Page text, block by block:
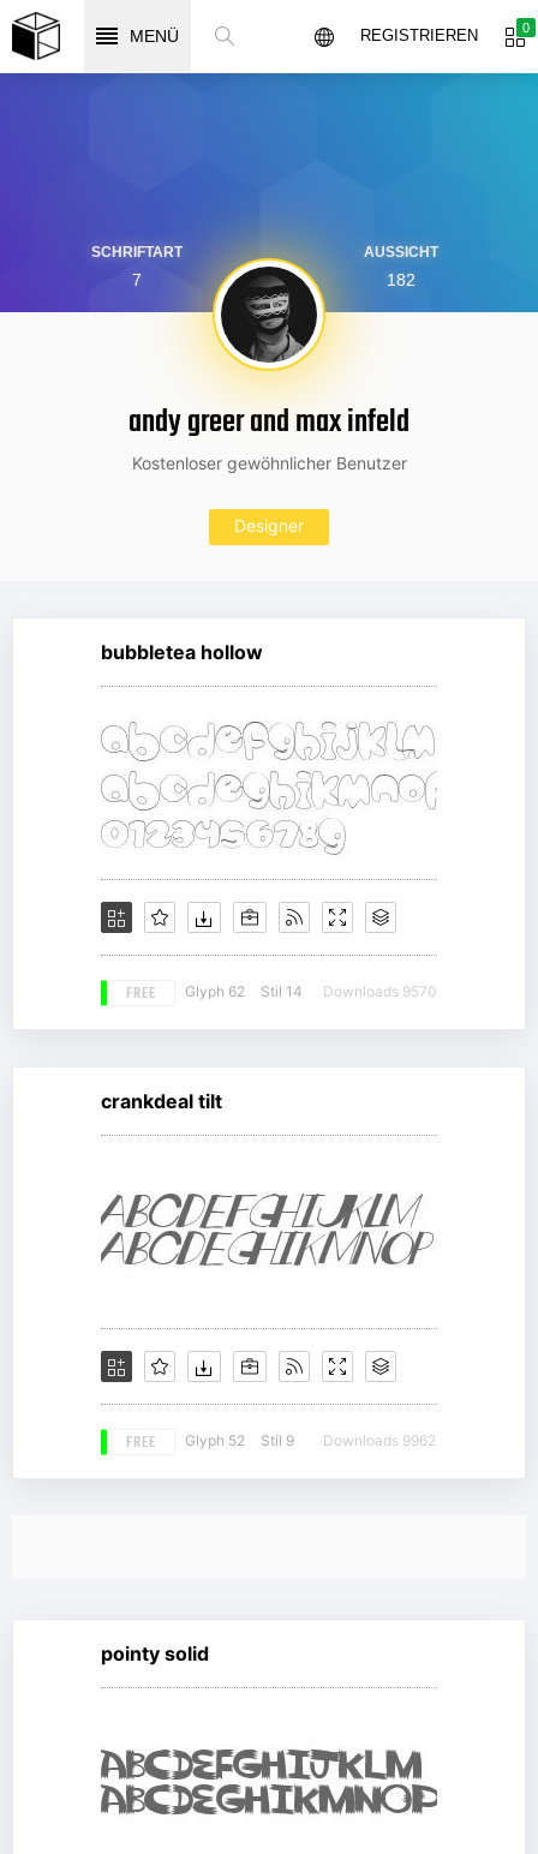
MENÜ 0
REGISTRIEREN
SCHRIFTART
7
AUSSICHT
182
andy greer and max infeld
Kostenloser gewöhnlicher Benutzer
Designer
bubbletea hollow
FREE Glyph 62 Stil 14 Downloads 9570
crankdeal tilt
FREE Glyph 52 Stil 9 Downloads 9962
pointy solid